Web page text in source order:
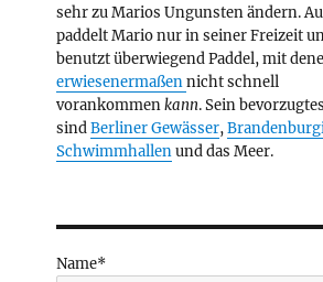
sehr zu Marios Ungunsten ändern.
paddelt Mario nur in seiner Freizeit
benutzt überwiegend Paddel, mit
erwiesenermaßennicht schnell
vorankommenkann. Sein
sindBerliner Gewässer,
Schwimmhallenund das Meer.
Name*